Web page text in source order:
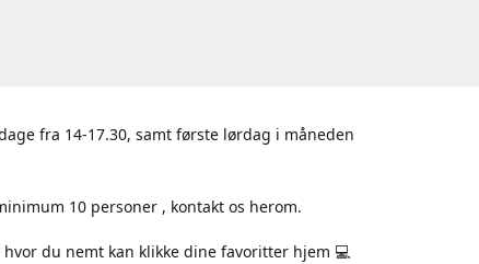
fra 14-17.30, samt første lørdag i måneden
10 personer , kontakt os herom.
du nemt kan klikke dine favoritter hjem 💻